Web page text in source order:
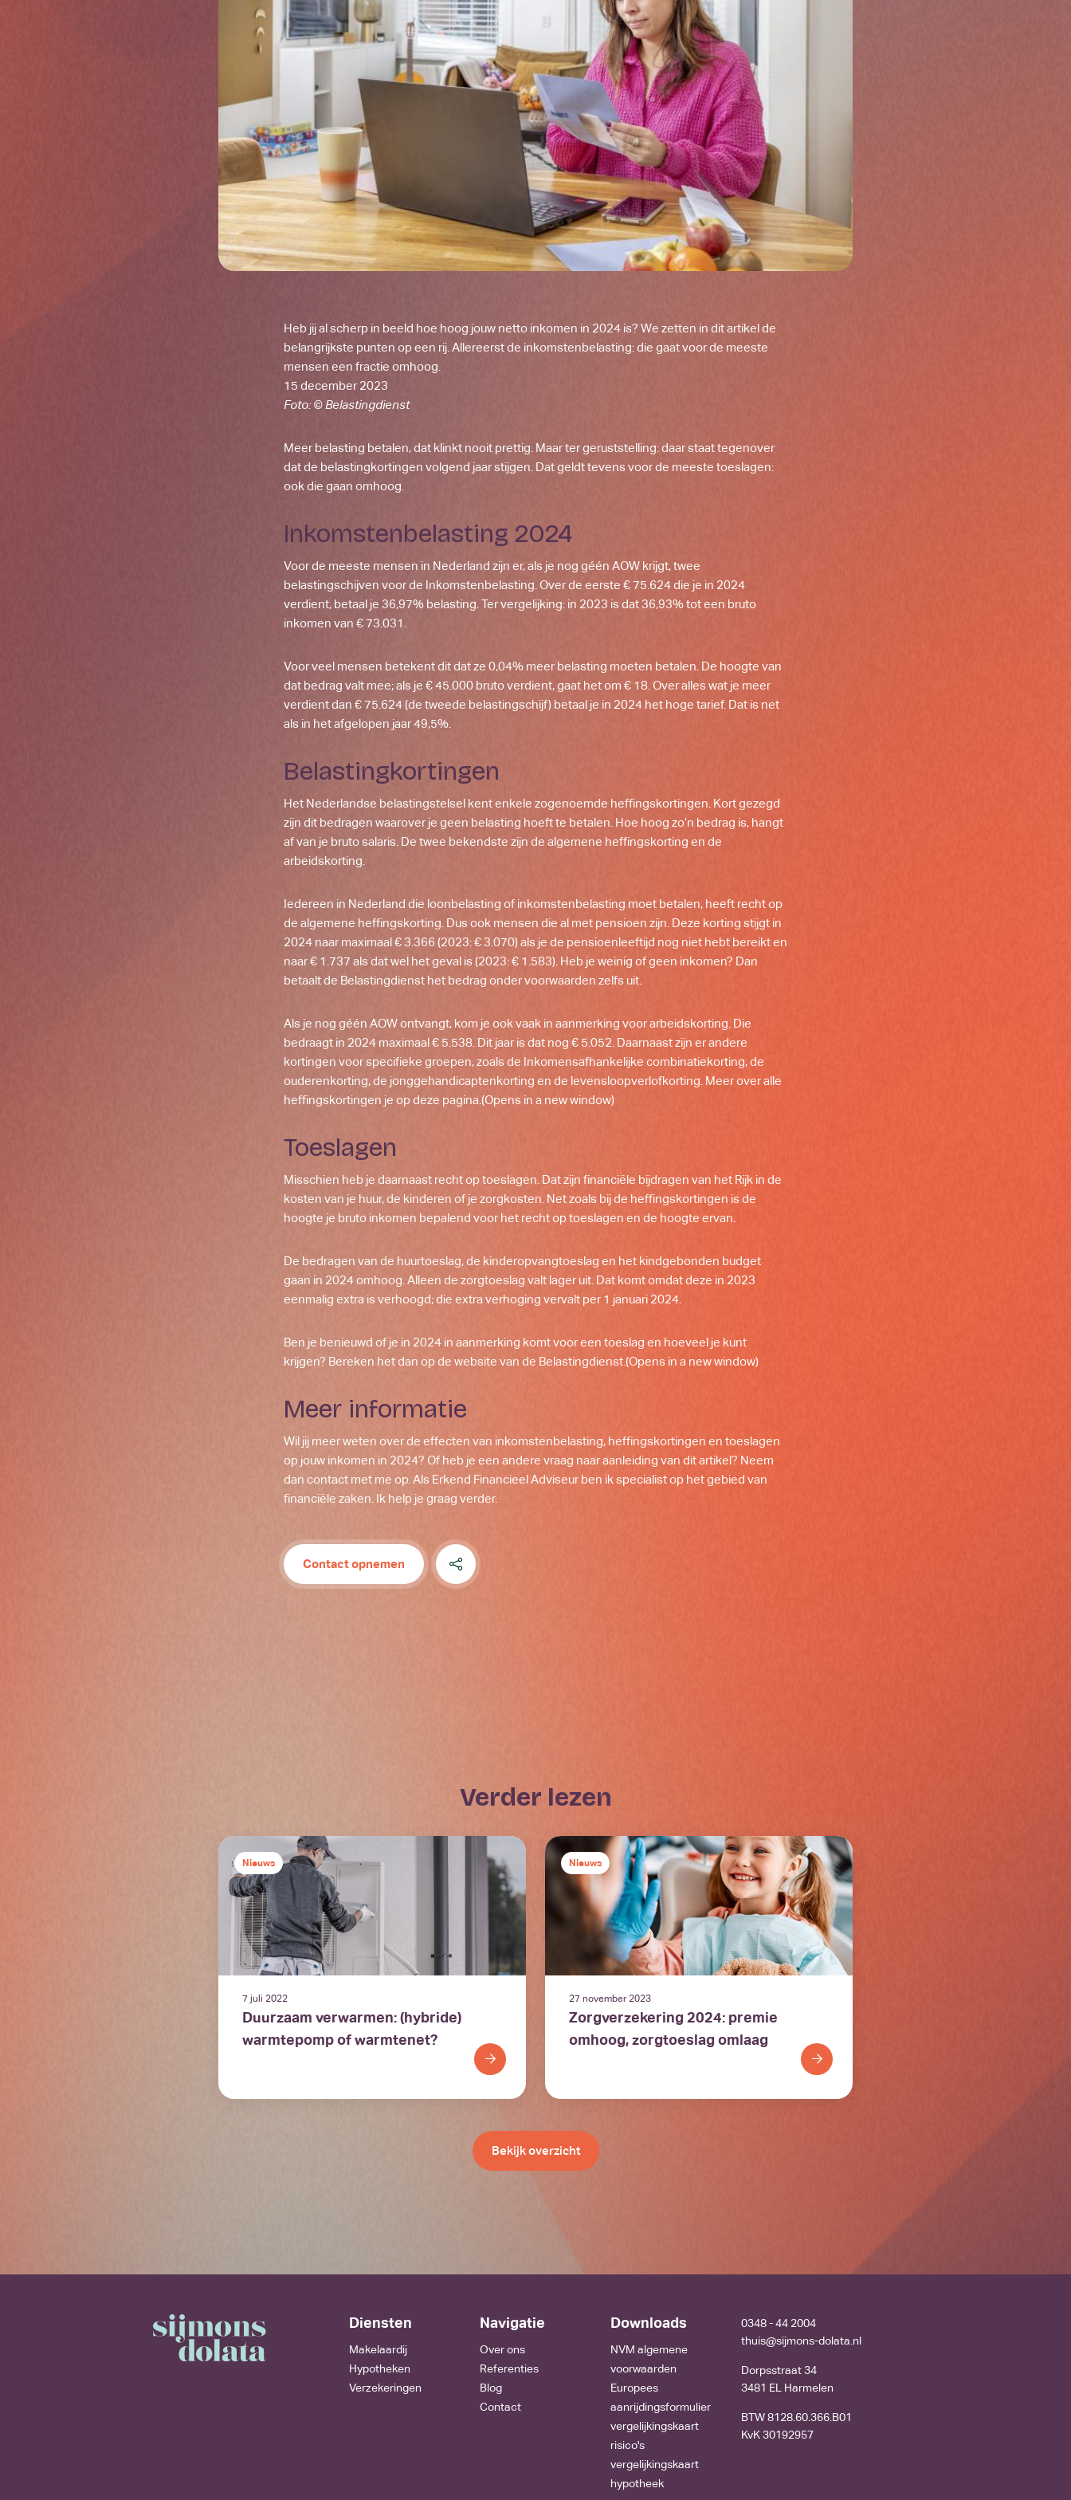
Heb jij al scherp in beeld hoe hoog jouw netto inkomen in 2024 is? We zetten in dit artikel de
belangrijkste punten op een rij. Allereerst de inkomstenbelasting: die gaat voor de meeste
mensen een fractie omhoog.
15 december 2023
Foto: © Belastingdienst
Meer belasting betalen, dat klinkt nooit prettig. Maar ter geruststelling: daar staat tegenover
dat de belastingkortingen volgend jaar stijgen. Dat geldt tevens voor de meeste toeslagen:
ook die gaan omhoog.
Inkomstenbelasting 2024
Voor de meeste mensen in Nederland zijn er, als je nog géén AOW krijgt, twee
belastingschijven voor de Inkomstenbelasting. Over de eerste € 75.624 die je in 2024
verdient, betaal je 36,97% belasting. Ter vergelijking: in 2023 is dat 36,93% tot een bruto
inkomen van € 73.031.
Voor veel mensen betekent dit dat ze 0,04% meer belasting moeten betalen. De hoogte van
dat bedrag valt mee; als je € 45.000 bruto verdient, gaat het om € 18. Over alles wat je meer
verdient dan € 75.624 (de tweede belastingschijf) betaal je in 2024 het hoge tarief. Dat is net
als in het afgelopen jaar 49,5%.
Belastingkortingen
Het Nederlandse belastingstelsel kent enkele zogenoemde heffingskortingen. Kort gezegd
zijn dit bedragen waarover je geen belasting hoeft te betalen. Hoe hoog zo’n bedrag is, hangt
af van je bruto salaris. De twee bekendste zijn de algemene heffingskorting en de
arbeidskorting.
Iedereen in Nederland die loonbelasting of inkomstenbelasting moet betalen, heeft recht op
de algemene heffingskorting. Dus ook mensen die al met pensioen zijn. Deze korting stijgt in
2024 naar maximaal € 3.366 (2023: € 3.070) als je de pensioenleeftijd nog niet hebt bereikt en
naar € 1.737 als dat wel het geval is (2023: € 1.583). Heb je weinig of geen inkomen? Dan
betaalt de Belastingdienst het bedrag onder voorwaarden zelfs uit.
Als je nog géén AOW ontvangt, kom je ook vaak in aanmerking voor arbeidskorting. Die
bedraagt in 2024 maximaal € 5.538. Dit jaar is dat nog € 5.052. Daarnaast zijn er andere
kortingen voor specifieke groepen, zoals de Inkomensafhankelijke combinatiekorting, de
ouderenkorting, de jonggehandicaptenkorting en de levensloopverlofkorting. Meer over alle
heffingskortingen je op deze pagina. (Opens in a new window)
Toeslagen
Misschien heb je daarnaast recht op toeslagen. Dat zijn financiële bijdragen van het Rijk in de
kosten van je huur, de kinderen of je zorgkosten. Net zoals bij de heffingskortingen is de
hoogte je bruto inkomen bepalend voor het recht op toeslagen en de hoogte ervan.
De bedragen van de huurtoeslag, de kinderopvangtoeslag en het kindgebonden budget
gaan in 2024 omhoog. Alleen de zorgtoeslag valt lager uit. Dat komt omdat deze in 2023
eenmalig extra is verhoogd; die extra verhoging vervalt per 1 januari 2024.
Ben je benieuwd of je in 2024 in aanmerking komt voor een toeslag en hoeveel je kunt
krijgen? Bereken het dan op de website van de Belastingdienst.(Opens in a new window)
Meer informatie
Wil jij meer weten over de effecten van inkomstenbelasting, heffingskortingen en toeslagen
op jouw inkomen in 2024? Of heb je een andere vraag naar aanleiding van dit artikel? Neem
dan contact met me op. Als Erkend Financieel Adviseur ben ik specialist op het gebied van
financiële zaken. Ik help je graag verder.
Contact opnemen
verder lezen
Nieuws
7 juli 2022
Duurzaam verwarmen: (hybride)
warmtepomp of warmtenet?
Nieuws
27 november 2023
Zorgverzekering 2024: premie
omhoog, zorgtoeslag omlaag
Bekijk overzicht
Diensten
Makelaardij
Hypotheken
Verzekeringen
Navigatie
Over ons
Referenties
Blog
Contact
Downloads
NVM algemene
voorwaarden
Europees
aanrijdingsformulier
vergelijkingskaart
risico's
vergelijkingskaart
hypotheek
0348 - 44 2004
thuis@sijmons-dolata.nl
Dorpsstraat 34
3481 EL Harmelen
BTW 8128.60.366.B01
KvK 30192957